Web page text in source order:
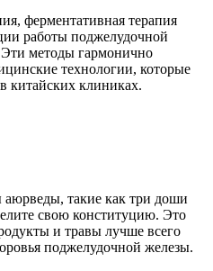
ферментативная терапия
работы поджелудочной
методы гармонично
технологии, которые
китайских клиниках.
такие как три доши
свою конституцию. Это
и травы лучше всего
поджелудочной железы.